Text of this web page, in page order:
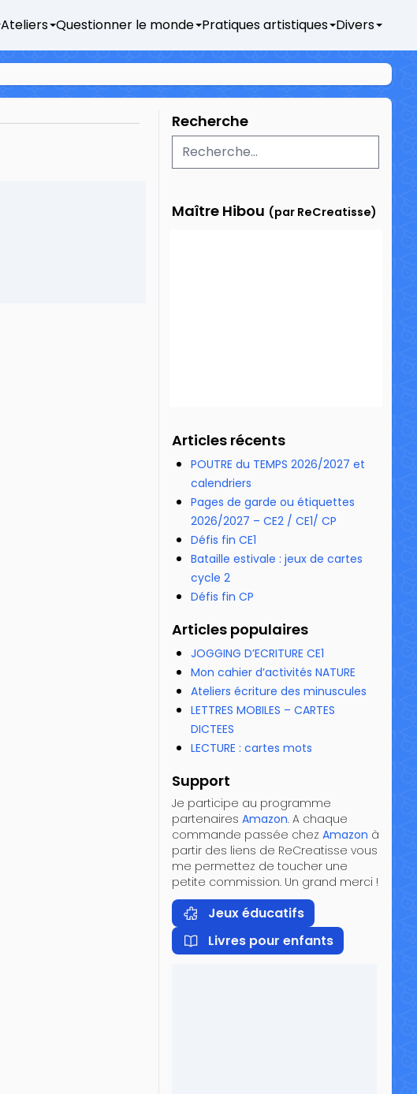
Ateliers Questionner le monde Pratiques artistiques Divers
Recherche
Maître Hibou (par ReCreatisse)
Articles récents
POUTRE du TEMPS 2026/2027 et
calendriers
Pages de garde ou étiquettes
2026/2027 – CE2 / CE1/ CP
Défis fin CE1
Bataille estivale : jeux de cartes
cycle 2
Défis fin CP
Articles populaires
JOGGING D’ECRITURE CE1
Mon cahier d’activités NATURE
Ateliers écriture des minuscules
LETTRES MOBILES – CARTES
DICTEES
LECTURE : cartes mots
Support
Je participe au programme
partenaires Amazon. A chaque
commande passée chez Amazon à
partir des liens de ReCreatisse vous
me permettez de toucher une
petite commission. Un grand merci !
Jeux éducatifs
Livres pour enfants